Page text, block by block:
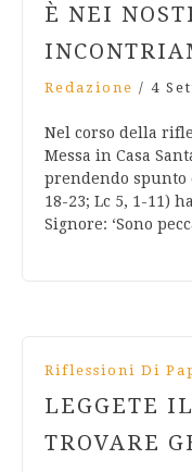
È NEI
Redazione / 4
Nel corso della
Messa in Casa
prendendo spunto
18-23; Lc 5, 1-11)
Signore: ‘Sono
Riflessioni Di
LEGGETE
TROVARE